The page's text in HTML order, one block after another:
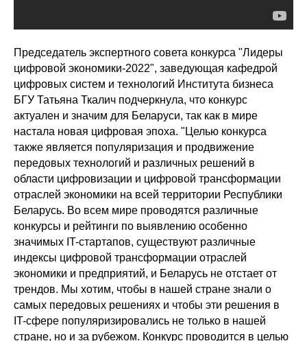
Председатель экспертного совета конкурса "Лидеры
цифровой экономики-2022", заведующая кафедрой
цифровых систем и технологий Института бизнеса
БГУ Татьяна Ткалич подчеркнула, что конкурс
актуален и значим для Беларуси, так как в мире
настала новая цифровая эпоха. "Целью конкурса
также является популяризация и продвижение
передовых технологий и различных решений в
области цифровизации и цифровой трансформации
отраслей экономики на всей территории Республики
Беларусь. Во всем мире проводятся различные
конкурсы и рейтинги по выявлению особенно
значимых IT-стартапов, существуют различные
индексы цифровой трансформации отраслей
экономики и предприятий, и Беларусь не отстает от
трендов. Мы хотим, чтобы в нашей стране знали о
самых передовых решениях и чтобы эти решения в
IT-сфере популяризировались не только в нашей
стране, но и за рубежом. Конкурс проводится в целью